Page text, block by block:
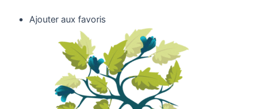
Ajouter aux favoris